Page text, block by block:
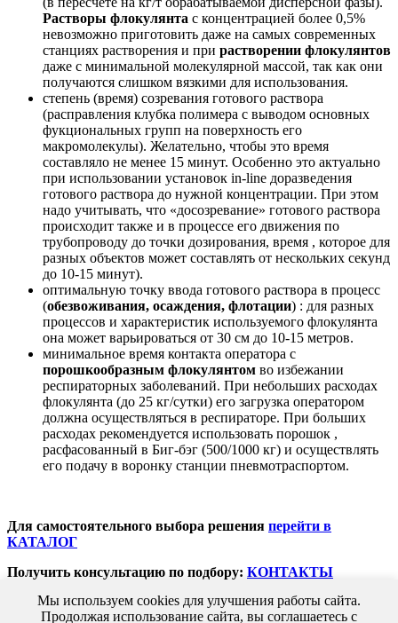
Растворы флокулянта с концентрацией более 0,5%
невозможно приготовить даже на самых современных
станциях растворения и при растворении флокулянтов
даже с минимальной молекулярной массой, так как они
получаются слишком вязкими для использования.
степень (время) созревания готового раствора
(расправления клубка полимера с выводом основных
фукциональных групп на поверхность его
макромолекулы). Желательно, чтобы это время
составляло не менее 15 минут. Особенно это актуально
при использовании установок in-line доразведения
готового раствора до нужной концентрации. При этом
надо учитывать, что «досозревание» готового раствора
происходит также и в процессе его движения по
трубопроводу до точки дозирования, время , которое для
разных объектов может составлять от нескольких секунд
до 10-15 минут).
оптимальную точку ввода готового раствора в процесс
(обезвоживания, осаждения, флотации) : для разных
процессов и характеристик используемого флокулянта
она может варьироваться от 30 см до 10-15 метров.
минимальное время контакта оператора с
порошкообразным флокулянтом во избежании
респираторных заболеваний. При небольших расходах
флокулянта (до 25 кг/сутки) его загрузка оператором
должна осуществляться в респираторе. При больших
расходах рекомендуется использовать порошок ,
расфасованный в Биг-бэг (500/1000 кг) и осуществлять
его подачу в воронку станции пневмотраспортом.
Для самостоятельного выбора решения перейти в
КАТАЛОГ
Получить консультацию по подбору: КОНТАКТЫ
ЗаполнитьОПРОСНЫЙ ЛИСТ
Мы используем cookies для улучшения работы сайта.
Продолжая использование сайта, вы соглашаетесь с